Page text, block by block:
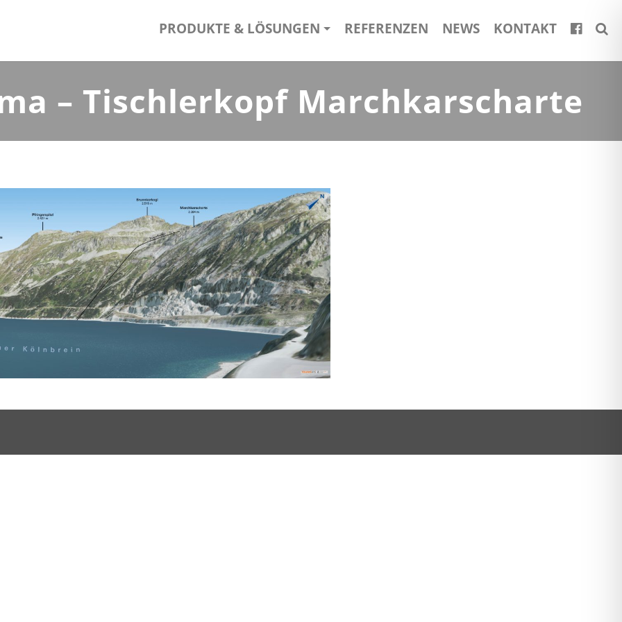
PRODUKTE & LÖSUNGEN REFERENZEN NEWS KONTAKT
– Tischlerkopf Marchkarscharte